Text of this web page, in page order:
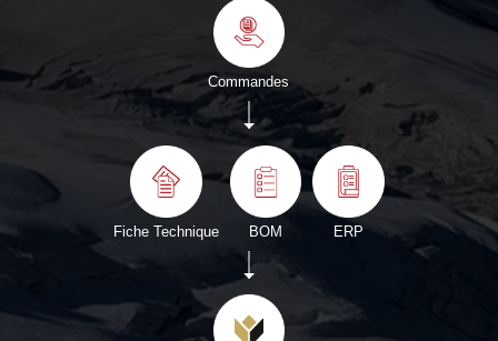
Commandes
Fiche Technique BOM ERP